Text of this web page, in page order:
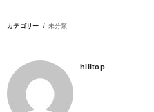
カテゴリー 未分類
hilltop